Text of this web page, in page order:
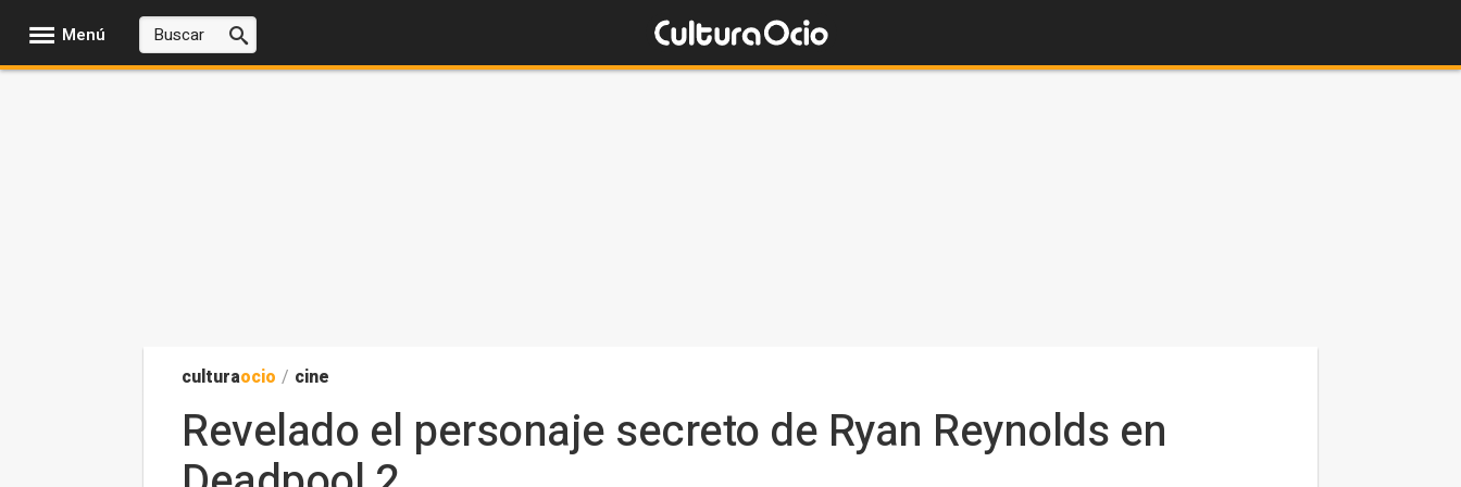
Menú
culturaocio / cine
Revelado el personaje secreto de Ryan Reynolds en